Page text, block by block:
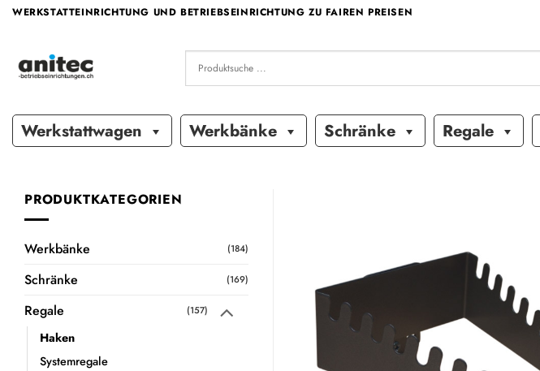
ZumWERKSTATTEINRICHTUNG UND BETRIEBSEINRICHTUNG ZU FAIREN PREISEN
Werkstattwagen Werkbänke Schränke Regale
PRODUKTKATEGORIEN
Werkbänke (184)
Schränke (169)
Regale (157)
Haken
Systemregale